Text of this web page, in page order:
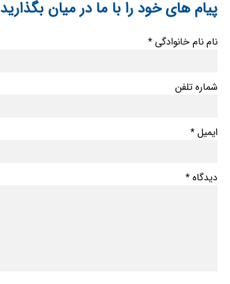
پیام های خود را با ما در میان بگذارید
نام نام خانوادگی *
شماره تلفن
ایمیل *
دیدگاه *